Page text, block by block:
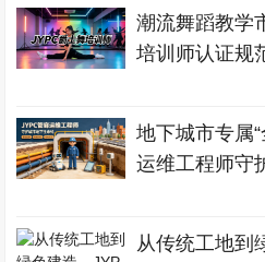
潮流舞蹈教学
培训师认证规
地下城市专属
运维工程师守
从传统工地到